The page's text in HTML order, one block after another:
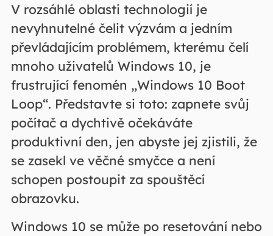
V rozsáhlé oblasti technologií je
nevyhnutelné čelit výzvám a jedním
převládajícím problémem, kterému čelí
mnoho uživatelů Windows 10, je
frustrující fenomén „Windows 10 Boot
Loop“. Představte si toto: zapnete svůj
počítač a dychtivě očekáváte
produktivní den, jen abyste jej zjistili, že
se zasekl ve věčné smyčce a není
schopen postoupit za spouštěcí
obrazovku.
Windows 10 se může po resetování nebo